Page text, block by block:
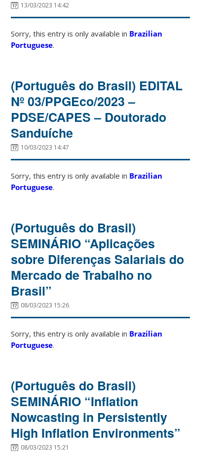
13/03/2023 14:42
Sorry, this entry is only available in Brazilian
Portuguese.
(Português do Brasil) EDITAL
Nº 03/PPGEco/2023 –
PDSE/CAPES – Doutorado
Sanduíche
10/03/2023 14:47
Sorry, this entry is only available in Brazilian
Portuguese.
(Português do Brasil)
SEMINÁRIO “Aplicações
sobre Diferenças Salariais do
Mercado de Trabalho no
Brasil”
08/03/2023 15:26
Sorry, this entry is only available in Brazilian
Portuguese.
(Português do Brasil)
SEMINÁRIO “Inflation
Nowcasting in Persistently
High Inflation Environments”
08/03/2023 15:21